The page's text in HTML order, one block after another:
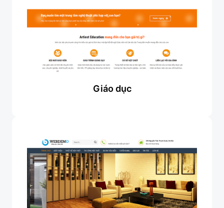
Giáo dục